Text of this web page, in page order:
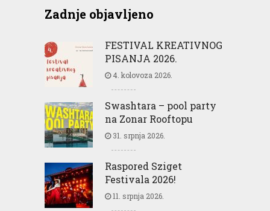
Zadnje objavljeno
FESTIVAL KREATIVNOG
PISANJA 2026.
4. kolovoza 2026.
Swashtara – pool party
na Zonar Rooftopu
31. srpnja 2026.
Raspored Sziget
Festivala 2026!
11. srpnja 2026.